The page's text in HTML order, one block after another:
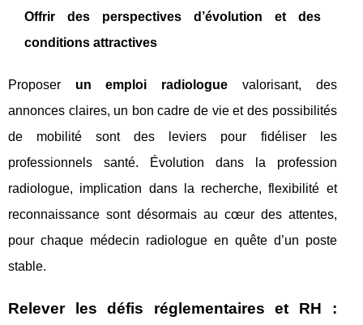
Offrir des perspectives d’évolution et des
conditions attractives
Proposer un emploi radiologue valorisant, des
annonces claires, un bon cadre de vie et des possibilités
de mobilité sont des leviers pour fidéliser les
professionnels santé. Évolution dans la profession
radiologue, implication dans la recherche, flexibilité et
reconnaissance sont désormais au cœur des attentes,
pour chaque médecin radiologue en quête d’un poste
stable.
Relever les défis réglementaires et RH :